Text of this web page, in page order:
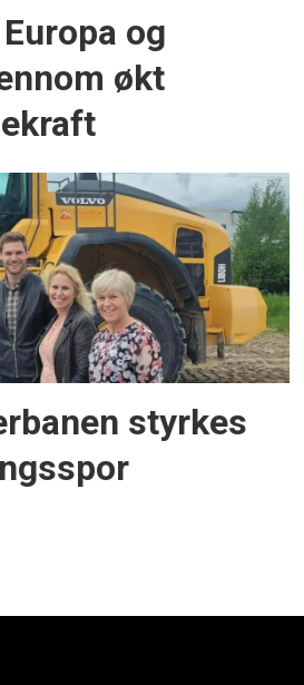
og
økt
styrkes